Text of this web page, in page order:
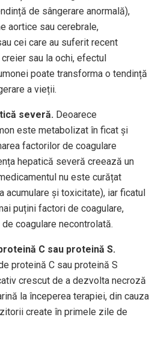
de sângerare anormală),
aortice sau cerebrale,
cei care au suferit recent
sau la ochi, efectul
poate transforma o tendință
a vieții.
severă. Deoarece
este metabolizat în ficat și
factorilor de coagulare
hepatică severă creează un
nu este curățat
acumulare și toxicitate), iar ficatul
puțini factori de coagulare,
coagulare necontrolată.
C sau proteină S.
proteină C sau proteină S
crescut de a dezvolta necroză
la începerea terapiei, din cauza
create în primele zile de